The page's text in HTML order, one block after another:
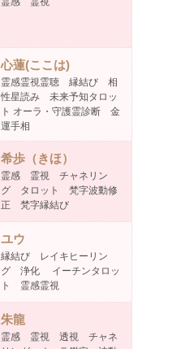
心蓮(ここは)
霊感霊視霊聴 縁結び 相
性星読み 未来予知タロッ
ト オーラ・守護霊診断 金
運手相
希歩（きほ）
霊感 霊視 チャネリン
グ タロット 梵字波動修
正 梵字縁結び
ユウ
縁結び レイキヒーリン
グ 浄化 イーチンタロッ
ト 霊感霊視
朱龍
霊感 霊視 透視 チャネ